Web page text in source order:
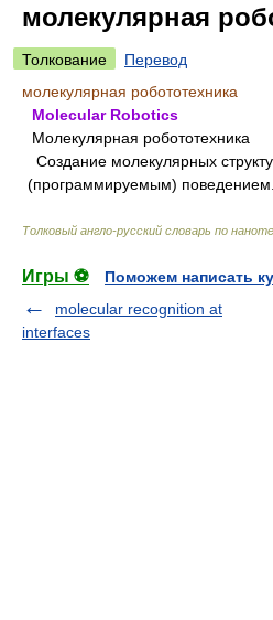
молекулярная
Толкование
Перевод
молекулярная робототехника
Molecular Robotics
Молекулярная робототехника
Создание молекулярных
(программируемым) поведением.
Толковый англо-русский словарь по
Игры ⚽
Поможем написать
molecular recognition at
interfaces